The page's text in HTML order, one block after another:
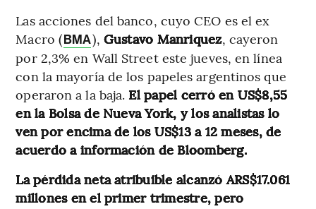
Las acciones del banco, cuyo CEO es el ex
Macro (BMA), Gustavo Manriquez, cayeron
por 2,3% en Wall Street este jueves, en línea
con la mayoría de los papeles argentinos que
operaron a la baja. El papel cerró en US$8,55
en la Bolsa de Nueva York, y los analistas lo
ven por encima de los US$13 a 12 meses, de
acuerdo a información de Bloomberg.
La pérdida neta atribuible alcanzó ARS$17.061
millones en el primer trimestre, pero